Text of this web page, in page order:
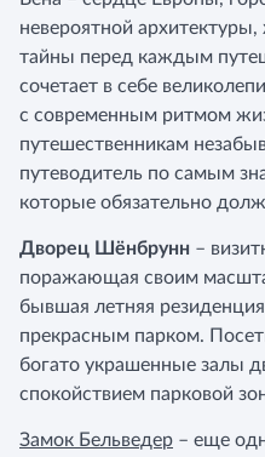
невероятной
тайны перед каждым
сочетает в себе
с современным ритмом
путешественникам
путеводитель по самым
которые обязательно
Дворец Шёнбрунн –
поражающая своим
бывшая летняя
прекрасным парком.
богато украшенные залы
спокойствием парковой
Замок Бельведер – еще